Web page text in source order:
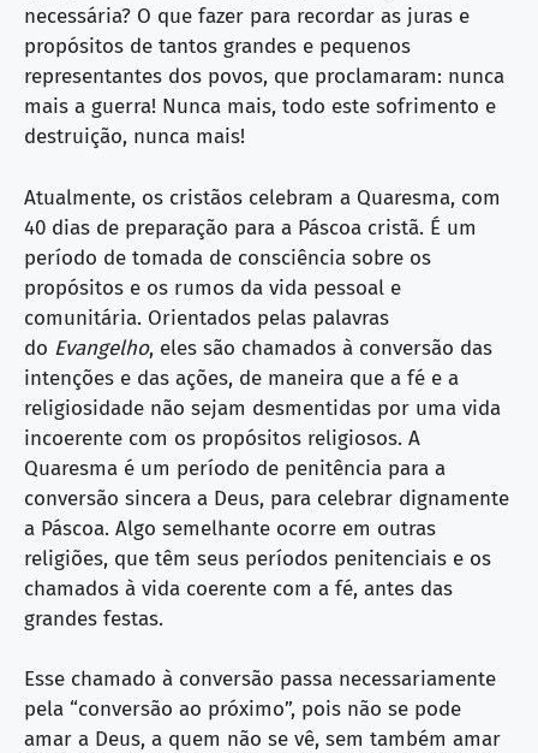
necessária? O que fazer para recordar as juras e
propósitos de tantos grandes e pequenos
representantes dos povos, que proclamaram: nunca
mais a guerra! Nunca mais, todo este sofrimento e
destruição, nunca mais!
Atualmente, os cristãos celebram a Quaresma, com
40 dias de preparação para a Páscoa cristã. É um
período de tomada de consciência sobre os
propósitos e os rumos da vida pessoal e
comunitária. Orientados pelas palavras
do Evangelho, eles são chamados à conversão das
intenções e das ações, de maneira que a fé e a
religiosidade não sejam desmentidas por uma vida
incoerente com os propósitos religiosos. A
Quaresma é um período de penitência para a
conversão sincera a Deus, para celebrar dignamente
a Páscoa. Algo semelhante ocorre em outras
religiões, que têm seus períodos penitenciais e os
chamados à vida coerente com a fé, antes das
grandes festas.
Esse chamado à conversão passa necessariamente
pela “conversão ao próximo”, pois não se pode
amar a Deus, a quem não se vê, sem também amar